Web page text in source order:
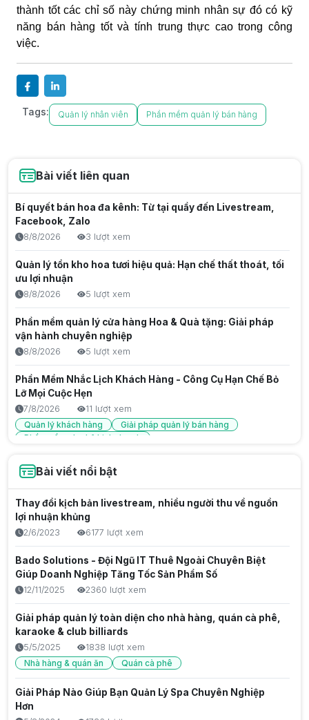
thành tốt các chỉ số này chứng minh nhân sự đó có kỹ
năng bán hàng tốt và tính trung thực cao trong công
việc.
Tags: Quản lý nhân viên Phần mềm quản lý bán hàng
Bài viết liên quan
Bí quyết bán hoa đa kênh: Từ tại quầy đến Livestream,
Facebook, Zalo
8/8/2026 3 lượt xem
Quản lý tồn kho hoa tươi hiệu quả: Hạn chế thất thoát, tối
ưu lợi nhuận
8/8/2026 5 lượt xem
Phần mềm quản lý cửa hàng Hoa & Quà tặng: Giải pháp
vận hành chuyên nghiệp
8/8/2026 5 lượt xem
Phần Mềm Nhắc Lịch Khách Hàng - Công Cụ Hạn Chế Bỏ
Lỡ Mọi Cuộc Hẹn
7/8/2026
11 lượt xem
Quản lý khách hàng
Giải pháp quản lý bán hàng
Phần mềm cho hộ kinh doanh
Phân Quyền Nhân Viên Thu Ngân Để Giảm Sai Sót Trong
Thanh Toán
7/8/2026
9 lượt xem
Quản lý nhân viên
Giải pháp quản lý bán hàng
Phần mềm cho hộ kinh doanh
Phân Quyền Nhân Viên Kho - Giải Pháp Quản Lý Hàng
Hóa Chặt Chẽ
7/8/2026
Giải pháp quản lý bán hàng
Kinh nghiệm vận hành Homestay/Villa chuyên nghiệp:
Từ Check-in đến Báo cáo doanh thu
7/8/2026 8 lượt xem
Cách quản lý đặt phòng đa kênh, chống Overbooking
cho Homestay/Villa
Bài viết nổi bật
Thay đổi kịch bản livestream, nhiều người thu về nguồn
lợi nhuận khủng
2/6/2023 6177 lượt xem
Bado Solutions - Đội Ngũ IT Thuê Ngoài Chuyên Biệt
Giúp Doanh Nghiệp Tăng Tốc Sản Phẩm Số
12/11/2025 2360 lượt xem
Giải pháp quản lý toàn diện cho nhà hàng, quán cà phê,
karaoke & club billiards
5/5/2025
1838 lượt xem
Nhà hàng & quán ăn
Quán cà phê
Giải Pháp Nào Giúp Bạn Quản Lý Spa Chuyên Nghiệp
Hơn